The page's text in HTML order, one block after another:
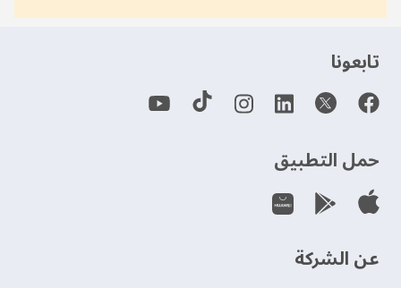
‫تابعونا‬
حمل التطبيق
عن الشركة